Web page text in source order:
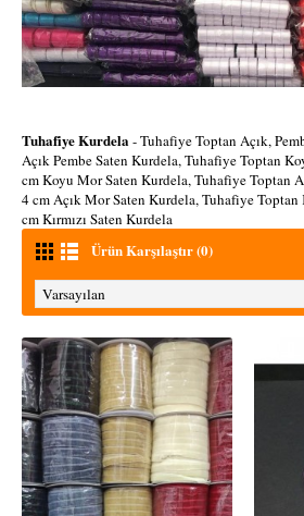
Tuhafiye Kurdela - Tuhafiye Toptan Açık,
Açık Pembe Saten Kurdela, Tuhafiye Toptan
cm Koyu Mor Saten Kurdela, Tuhafiye Toptan
4 cm Açık Mor Saten Kurdela, Tuhafiye Toptan
cm Kırmızı Saten Kurdela
Ürün Karşılaştır (0)